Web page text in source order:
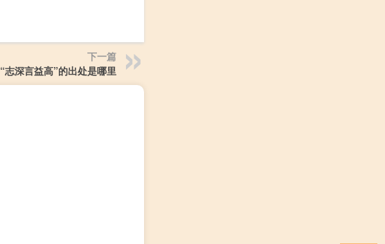
下一篇
“志深言益高”的出处是哪里